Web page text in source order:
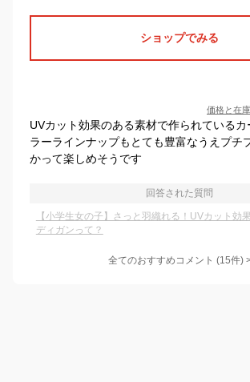
ショップでみる
価格と在
UVカット効果のある素材で作られているカ
ラーラインナップもとても豊富なうえプチ
かって楽しめそうです
回答された質問
【小学生女の子】さっと羽織れる！UVカット効
ディガンって？
全てのおすすめコメント (15件)